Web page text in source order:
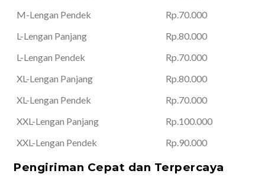
M-Lengan Pendek
Rp.70.000
L-Lengan Panjang
Rp.80.000
L-Lengan Pendek
Rp.70.000
XL-Lengan Panjang
Rp.80.000
XL-Lengan Pendek
Rp.70.000
XXL-Lengan Panjang
Rp.100.000
XXL-Lengan Pendek
Rp.90.000
Pengiriman Cepat dan Terpercaya